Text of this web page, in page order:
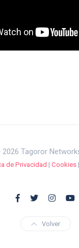
Tagoror
de Privacidad | Cookies|
Volver